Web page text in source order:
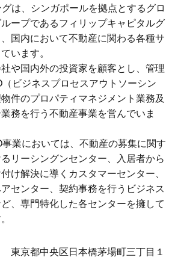
は、シンガポールを拠点とするグロ
ープであるフィリップキャピタルグ
国内において不動産に関わる各種サ
います。
や国内外の投資家を顧客とし、管理
ビジネスプロセスアウトソーシン
件のプロパティマネジメント業務及
務を行う不動産事業を営んでいま
業においては、不動産の募集に関す
リーシングンセンター、入居者から
け解決に導くカスタマーセンター、
センター、契約事務を行うビジネス
、専門特化した各センターを擁して
央区日本橋茅場町三丁目１